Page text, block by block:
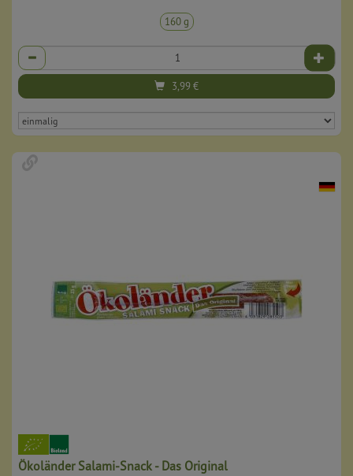
160 g
Anzahl
3,99€
Ökoländer Salami-Snack - Das Original